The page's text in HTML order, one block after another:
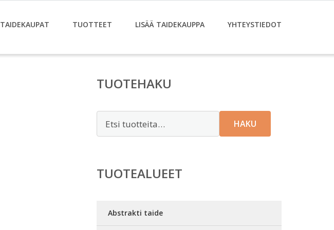
TAIDEKAUPAT TUOTTEET LISÄÄ TAIDEKAUPPA YHTEYSTIEDOT
TUOTEHAKU
HAKU
TUOTEALUEET
Abstrakti taide